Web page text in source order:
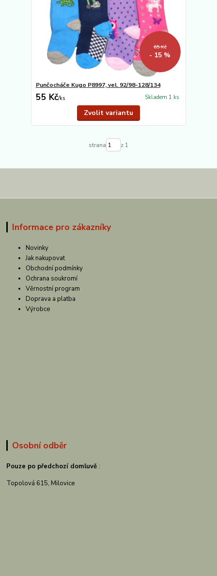
65 Kč
- 15 %
Punčocháče Kugo P8997, vel. 92/98-128/134
55 Kč/ks Skladem 1 ks
Zvolit variantu
strana z 1
Informace pro zákazníky
Novinky
Jak nakupovat
Obchodní podmínky
Ochrana soukromí
Věrnostní program
Doprava a platba
Výrobce
Osobní odběr
Pouze po předchozí domluvě :
Topolová 615, Milovice